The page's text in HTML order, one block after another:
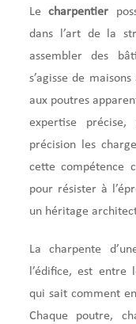
Lecharpentier
dans l’art de la
assembler des
s’agisse de
aux poutres
expertise
précision les
cette compétence
pour résister à
un héritage
La charpente
l’édifice, est entre
qui sait comment
Chaque poutre,